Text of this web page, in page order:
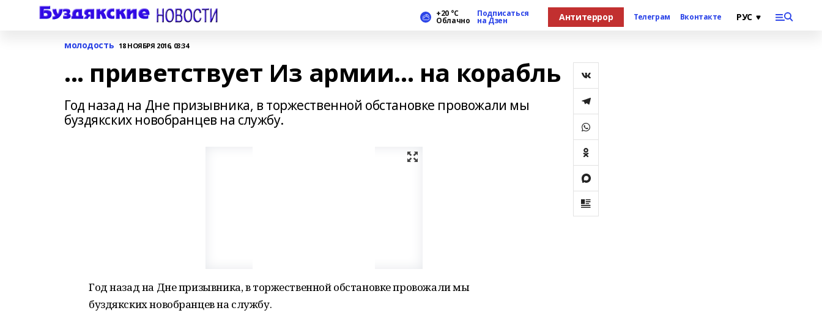
+20 °С
Облачно
Подписаться
на Дзен Антитеррор Телеграм Вконтакте
молодость 18 НОЯБРЯ 2016, 03:34
... приветствует Из армии... на корабль
Год назад на Дне призывника, в торжественной обстановке провожали мы
буздякских новобранцев на службу.
Год назад на Дне призывника, в торжественной обстановке провожали мы
буздякских новобранцев на службу.